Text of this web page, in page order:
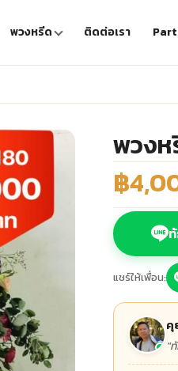
พวงหรีด ติดต่อเรา
พวงห
฿
แชร์ให้เพื่อน:
คุ
"